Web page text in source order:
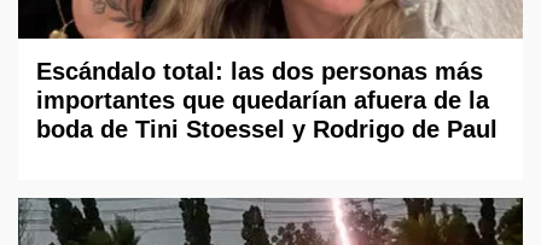
Escándalo total: las dos personas más
importantes que quedarían afuera de la
boda de Tini Stoessel y Rodrigo de Paul